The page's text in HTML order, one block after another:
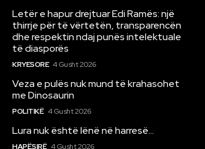
Letër e hapur drejtuar Edi Ramës: një
thirrje për të vërtetën, transparencën
dhe respektin ndaj punës intelektuale
të diasporës
KRYESORE 4 Gusht 2026
Veza e pulës nuk mund të krahasohet
me Dinosaurin
POLITIKË 4 Gusht 2026
Lura nuk është lënë në harresë…
HAPËSIRË 4 Gusht 2026